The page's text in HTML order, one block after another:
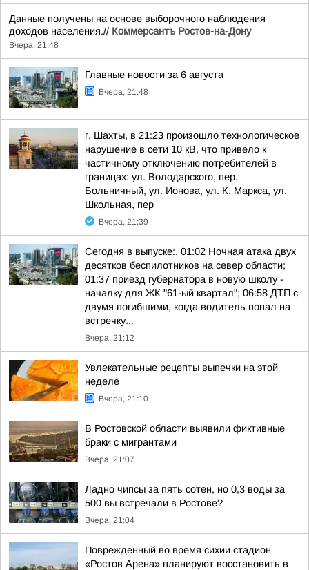
Данные получены на основе выборочного наблюдения
доходов населения.// Коммерсантъ Ростов-на-Дону
Вчера, 21:48
Главные новости за 6 августа
Вчера, 21:48
г. Шахты, в 21:23 произошло технологическое
нарушение в сети 10 кВ, что привело к
частичному отключению потребителей в
границах: ул. Володарского, пер.
Больничный, ул. Ионова, ул. К. Маркса, ул.
Школьная, пер
Вчера, 21:39
Сегодня в выпуске:. 01:02 Ночная атака двух
десятков беспилотников на север области;
01:37 приезд губернатора в новую школу -
началку для ЖК "61-ый квартал"; 06:58 ДТП с
двумя погибшими, когда водитель попал на
встречку...
Вчера, 21:12
Увлекательные рецепты выпечки на этой
неделе
Вчера, 21:10
В Ростовской области выявили фиктивные
браки с мигрантами
Вчера, 21:07
Ладно чипсы за пять сотен, но 0,3 воды за
500 вы встречали в Ростове?
Вчера, 21:04
Поврежденный во время сихии стадион
«Ростов Арена» планируют восстановить в